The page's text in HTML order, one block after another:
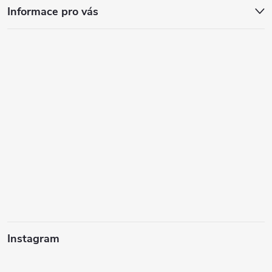
Informace pro vás
Instagram